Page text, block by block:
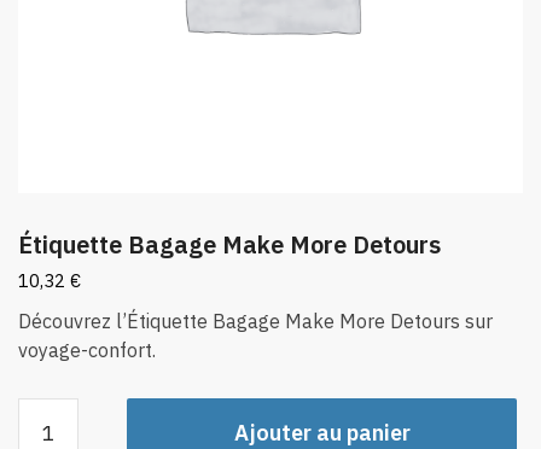
Étiquette Bagage Make More Detours
10,32 €
Découvrez l’Étiquette Bagage Make More Detours sur
voyage-confort.
Ajouter au panier